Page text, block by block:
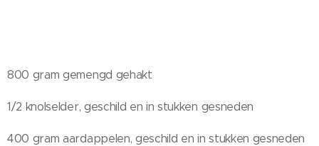
800 gram gemengd gehakt
1/2 knolselder, geschild en in stukken gesneden
400 gram aardappelen, geschild en in stukken gesneden